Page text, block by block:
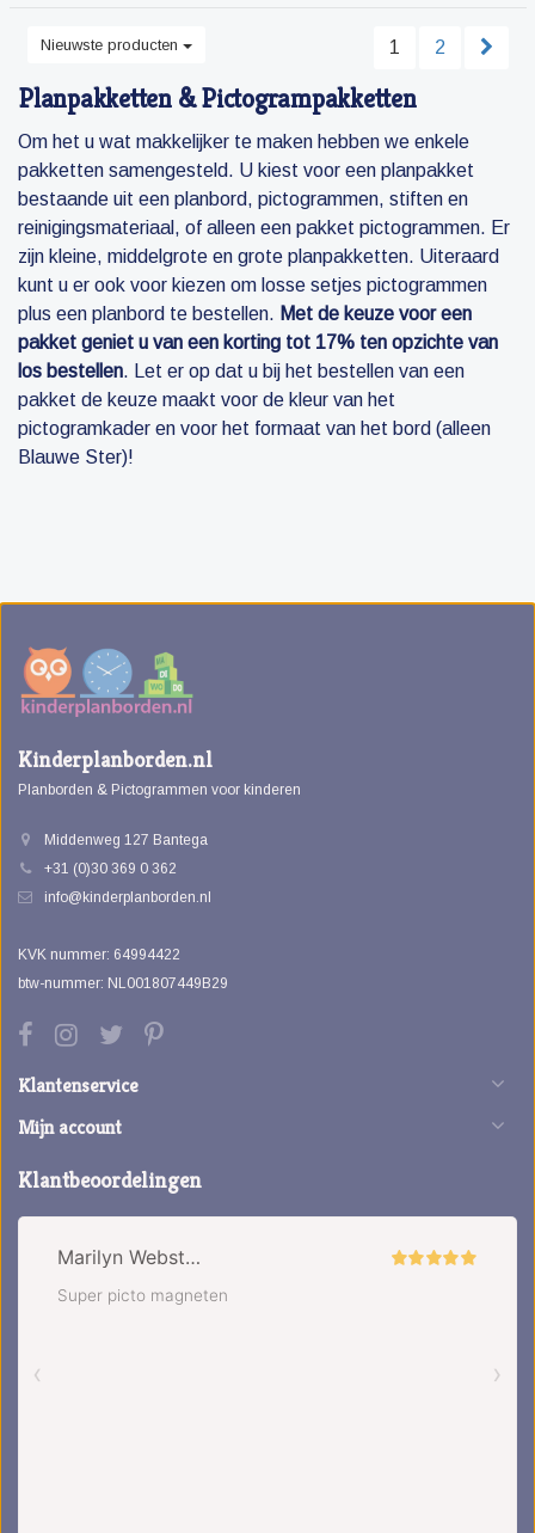
Nieuwste producten 1 2
Planpakketten & Pictogrampakketten
Om het u wat makkelijker te maken hebben we enkele
pakketten samengesteld. U kiest voor een planpakket
bestaande uit een planbord, pictogrammen, stiften en
reinigingsmateriaal, of alleen een pakket pictogrammen. Er
zijn kleine, middelgrote en grote planpakketten. Uiteraard
kunt u er ook voor kiezen om losse setjes pictogrammen
plus een planbord te bestellen. Met de keuze voor een
pakket geniet u van een korting tot 17% ten opzichte van
los bestellen. Let er op dat u bij het bestellen van een
pakket de keuze maakt voor de kleur van het
pictogramkader en voor het formaat van het bord (alleen
Blauwe Ster)!
Kinderplanborden.nl
Planborden & Pictogrammen voor kinderen
Middenweg 127 Bantega
+31 (0)30 369 0 362
info@kinderplanborden.nl
KVK nummer: 64994422
btw-nummer: NL001807449B29
Klantenservice
Mijn account
Klantbeoordelingen